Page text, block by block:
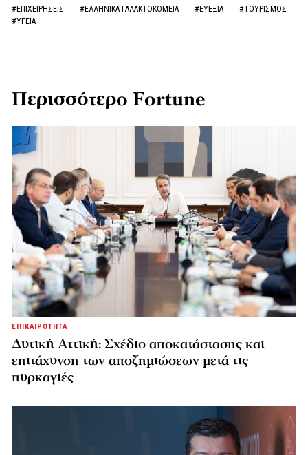
#ΕΠΙΧΕΙΡΗΣΕΙΣ #ΕΛΛΗΝΙΚΑ ΓΑΛΑΚΤΟΚΟΜΕΙΑ #ΕΥΕΞΙΑ
#ΤΟΥΡΙΣΜΟΣ
#ΥΓΕΙΑ
Περισσότερο Fortune
ΕΠΙΚΑΙΡΟΤΗΤΑ
Δυτική Αττική: Σχέδιο αποκατάστασης και
επιτάχυνση των αποζημιώσεων μετά τις
πυρκαγιές